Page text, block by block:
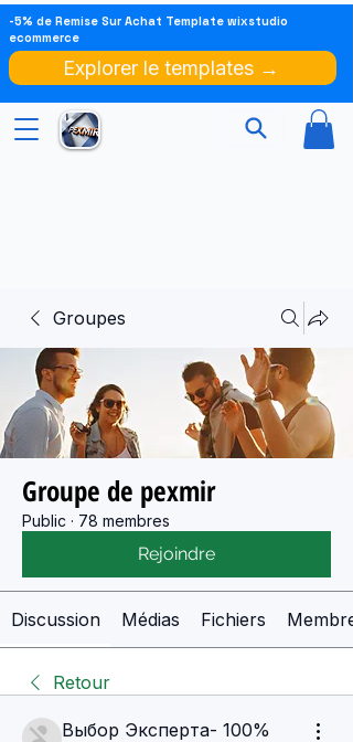
-5% de Remise Sur Achat Template wixstudio
ecommerce
Explorer le templates →
Groupes
Groupe de pexmir
Public · 78 membres
Rejoindre
Discussion Médias Fichiers
Retour
Выбор Эксперта- 100%